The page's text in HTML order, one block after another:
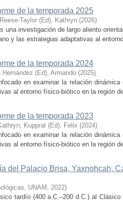
de la temporada 2025
Reese-Taylor (Ed), Kathryn (2026)
una investigación de largo aliento
y las estrategias adaptativas al
de la temporada 2024
Hernández (Ed), Armando (2025)
en examinar la relación dinámica
al entorno físico-biótico en la región
de la temporada 2023
; Kupprat (Ed), Felix (2024)
en examinar la relación dinámica
al entorno físico-biótico en la región
del Palacio Brisa, Yaxnohcah,
UNAM, 2022)
tardío (400 a.C.–200 d.C.) al Clásico